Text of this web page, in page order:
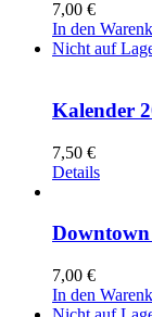
7,00 €
In den
Nicht auf
Kalender
7,50 €
Details
7,00 €
In den